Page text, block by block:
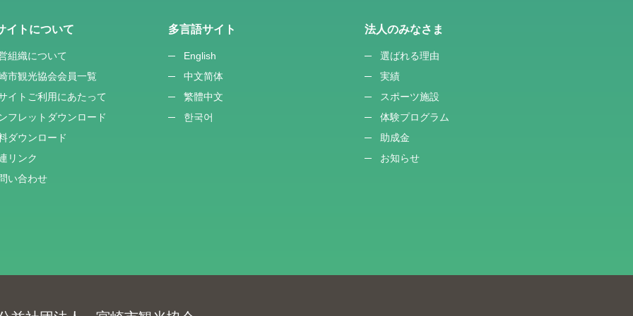
イトについて
組織について
市観光協会会員一覧
イトご利用にあたって
フレットダウンロード
ダウンロード
リンク
い合わせ
多言語サイト
English
中文简体
繁體中文
한국어
法人のみなさま
選ばれる理由
実績
スポーツ施設
体験プログラム
助成金
お知らせ